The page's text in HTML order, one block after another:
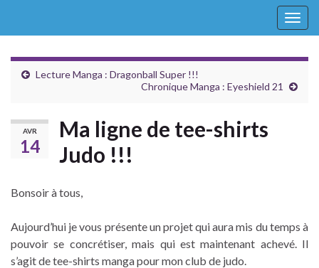
Lecture Manga : Dragonball Super !!!
Chronique Manga : Eyeshield 21
AVR
14
Ma ligne de tee-shirts
Judo !!!
Bonsoir à tous,
Aujourd’hui je vous présente un projet qui aura mis du temps à
pouvoir se concrétiser, mais qui est maintenant achevé. Il
s’agit de tee-shirts manga pour mon club de judo.